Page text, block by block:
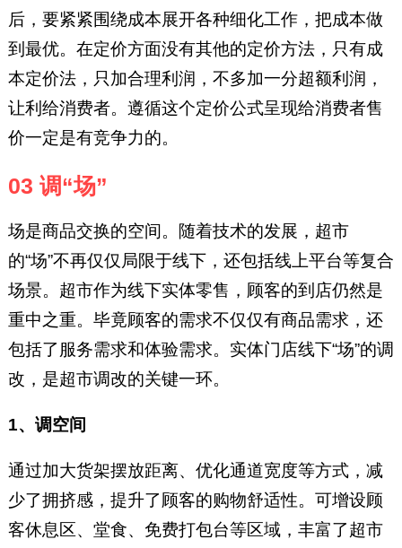
后，要紧紧围绕成本展开各种细化工作，把成本做
到最优。在定价方面没有其他的定价方法，只有成
本定价法，只加合理利润，不多加一分超额利润，
让利给消费者。遵循这个定价公式呈现给消费者售
价一定是有竞争力的。
03 调“场”
场‌是商品交换的空间。随着技术的发展，超市
的“场”不再仅仅局限于线下，还包括线上平台等复合
场景。超市作为线下实体零售，顾客的到店仍然是
重中之重。毕竟顾客的需求不仅仅有商品需求，还
包括了服务需求和体验需求。实体门店线下“场”的调
改，是超市调改的关键一环。
1、调空间
通过加大货架摆放距离、优化通道宽度等方式，减
少了拥挤感，提升了顾客的购物舒适性。可增设顾
客休息区、堂食、免费打包台等区域，丰富了超市